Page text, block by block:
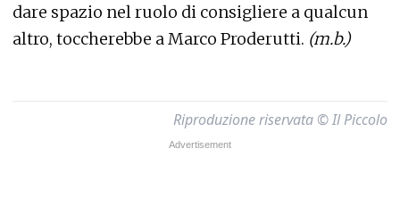
dare spazio nel ruolo di consigliere a qualcun
altro, toccherebbe a Marco Proderutti. (m.b.)
Riproduzione riservata © Il Piccolo